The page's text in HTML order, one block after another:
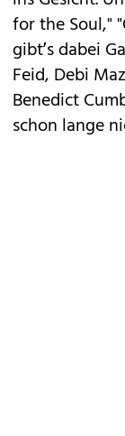
for the Soul,"
gibt’s dabei
Feid, Debi
Benedict
schon lange